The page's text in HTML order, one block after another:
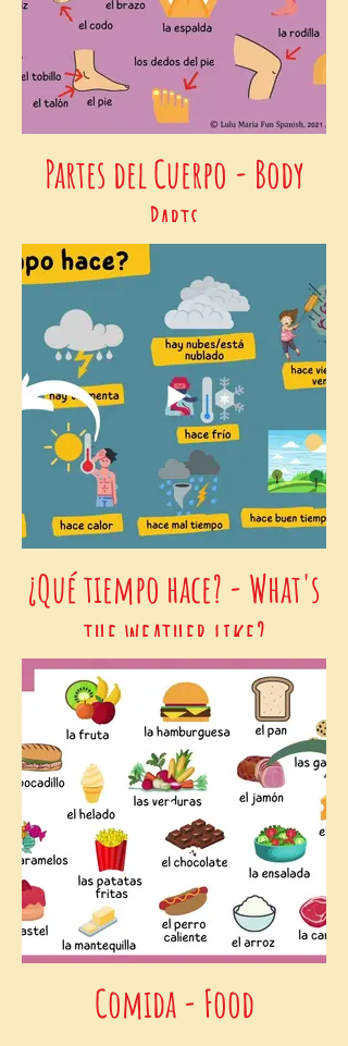
Partes del Cuerpo - Body
Parts
¿Qué tiempo hace? - What's
the weather like?
Comida - Food